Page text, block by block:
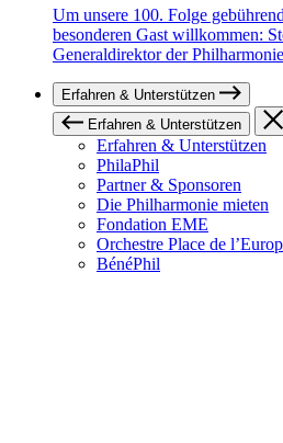
Um unsere 100. Folge
besonderen Gast willkommen:
Generaldirektor der
Erfahren & Unterstützen
Erfahren & Unterstützen
Erfahren & Unterstützen
PhilaPhil
Partner & Sponsoren
Die Philharmonie mieten
Fondation EME
Orchestre Place de
BénéPhil